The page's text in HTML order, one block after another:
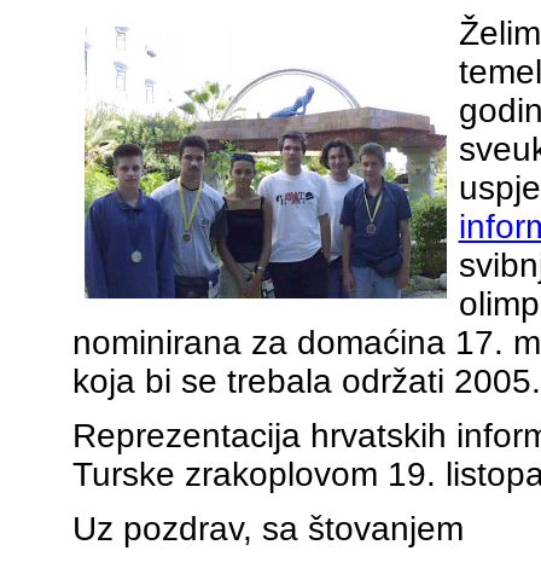
nominirana za domaćina 17.
koja bi se trebala održati
Reprezentacija hrvatskih
Turske zrakoplovom 19.
Uz pozdrav, sa štovanjem